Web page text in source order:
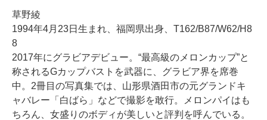
草野綾
1994年4月23日生まれ、福岡県出身、T162/B87/W62/H8
8
2017年にグラビアデビュー。“最高級のメロンカップ”と
称されるGカップバストを武器に、グラビア界を席巻
中。2冊目の写真集では、山形県酒田市の元グランドキ
ャバレー「白ばら」などで撮影を敢行。メロンパイはも
ちろん、女盛りのボディが美しいと評判を呼んでいる。